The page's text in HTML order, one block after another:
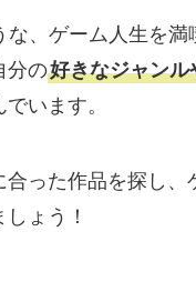
な、ゲーム人生を満
分の好きなジャン
います。
合った作品を探し、
ょう！